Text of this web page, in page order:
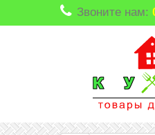
Звоните нам: